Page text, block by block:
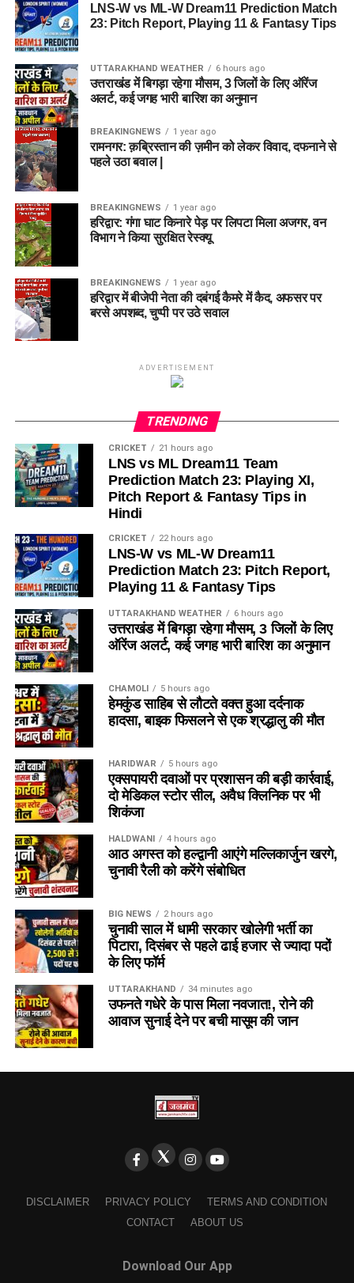
LNS-W vs ML-W Dream11 Prediction Match
23: Pitch Report, Playing 11 & Fantasy Tips
UTTARAKHAND WEATHER 6 hours ago
उत्तराखंड में बिगड़ा रहेगा मौसम, 3 जिलों के लिए ऑरेंज
अलर्ट, कई जगह भारी बारिश का अनुमान
BREAKINGNEWS 1 year ago
रामनगर: क़ब्रिस्तान की ज़मीन को लेकर विवाद, दफनाने से
पहले उठा बवाल |
BREAKINGNEWS 1 year ago
हरिद्वार: गंगा घाट किनारे पेड़ पर लिपटा मिला अजगर, वन
विभाग ने किया सुरक्षित रेस्क्यू
BREAKINGNEWS 1 year ago
हरिद्वार में बीजेपी नेता की दबंगई कैमरे में कैद, अफसर पर
बरसे अपशब्द, चुप्पी पर उठे सवाल
ADVERTISEMENT
TRENDING
CRICKET 21 hours ago
LNS vs ML Dream11 Team
Prediction Match 23: Playing XI,
Pitch Report & Fantasy Tips in
Hindi
CRICKET 22 hours ago
LNS-W vs ML-W Dream11
Prediction Match 23: Pitch Report,
Playing 11 & Fantasy Tips
UTTARAKHAND WEATHER 6 hours ago
उत्तराखंड में बिगड़ा रहेगा मौसम, 3 जिलों के लिए
ऑरेंज अलर्ट, कई जगह भारी बारिश का अनुमान
CHAMOLI 5 hours ago
हेमकुंड साहिब से लौटते वक्त हुआ दर्दनाक
हादसा, बाइक फिसलने से एक श्रद्धालु की मौत
HARIDWAR 5 hours ago
एक्सपायरी दवाओं पर प्रशासन की बड़ी कार्रवाई,
दो मेडिकल स्टोर सील, अवैध क्लिनिक पर भी
शिकंजा
HALDWANI 4 hours ago
आठ अगस्त को हल्द्वानी आएंगे मल्लिकार्जुन खरगे,
चुनावी रैली को करेंगे संबोधित
BIG NEWS 2 hours ago
चुनावी साल में धामी सरकार खोलेगी भर्ती का
पिटारा, दिसंबर से पहले ढाई हजार से ज्यादा पदों
के लिए फॉर्म
UTTARAKHAND 34 minutes ago
उफनते गधेरे के पास मिला नवजात!, रोने की
आवाज सुनाई देने पर बची मासूम की जान
DISCLAIMER PRIVACY POLICY
TERMS AND CONDITION
CONTACT
ABOUT US
Download Our App